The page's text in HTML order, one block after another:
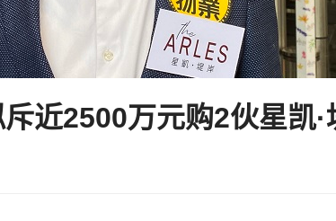
近2500万元购2伙星凯·